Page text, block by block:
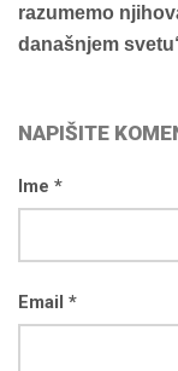
razumemo
današnjem
NAPIŠITE
Ime *
Email *